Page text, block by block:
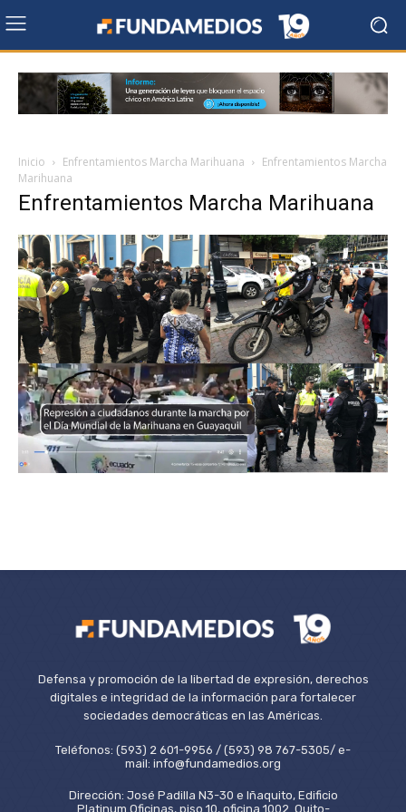
Inicio Enfrentamientos Marcha Marihuana
Enfrentamientos Marcha
Marihuana
Enfrentamientos Marcha Marihuana
Defensa y promoción de la libertad de expresión, derechos
digitales e integridad de la información para fortalecer
sociedades democráticas en las Américas.
Teléfonos: (593) 2 601-9956 / (593) 98 767-5305/ e-
mail: info@fundamedios.org
Dirección: José Padilla N3-30 e Iñaquito, Edificio
Platinum Oficinas, piso 10, oficina 1002. Quito-